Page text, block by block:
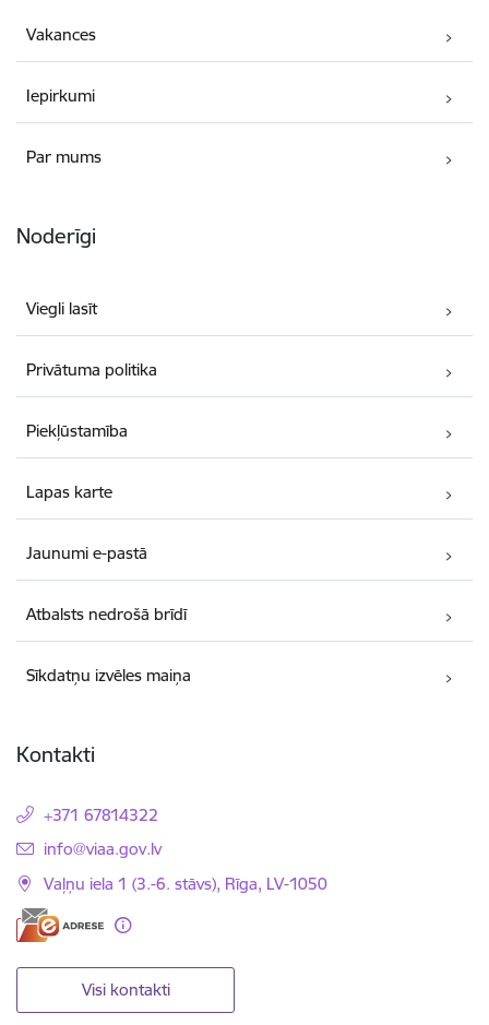
Vakances
Iepirkumi
Par mums
Noderīgi
Viegli lasīt
Privātuma politika
Piekļūstamība
Lapas karte
Jaunumi e-pastā
Atbalsts nedrošā brīdī
Sīkdatņu izvēles maiņa
Kontakti
+371 67814322
E-pasts:
info@viaa.gov.lv
Vaļņu iela 1 (3.-6. stāvs), Rīga, LV-1050
Visi kontakti